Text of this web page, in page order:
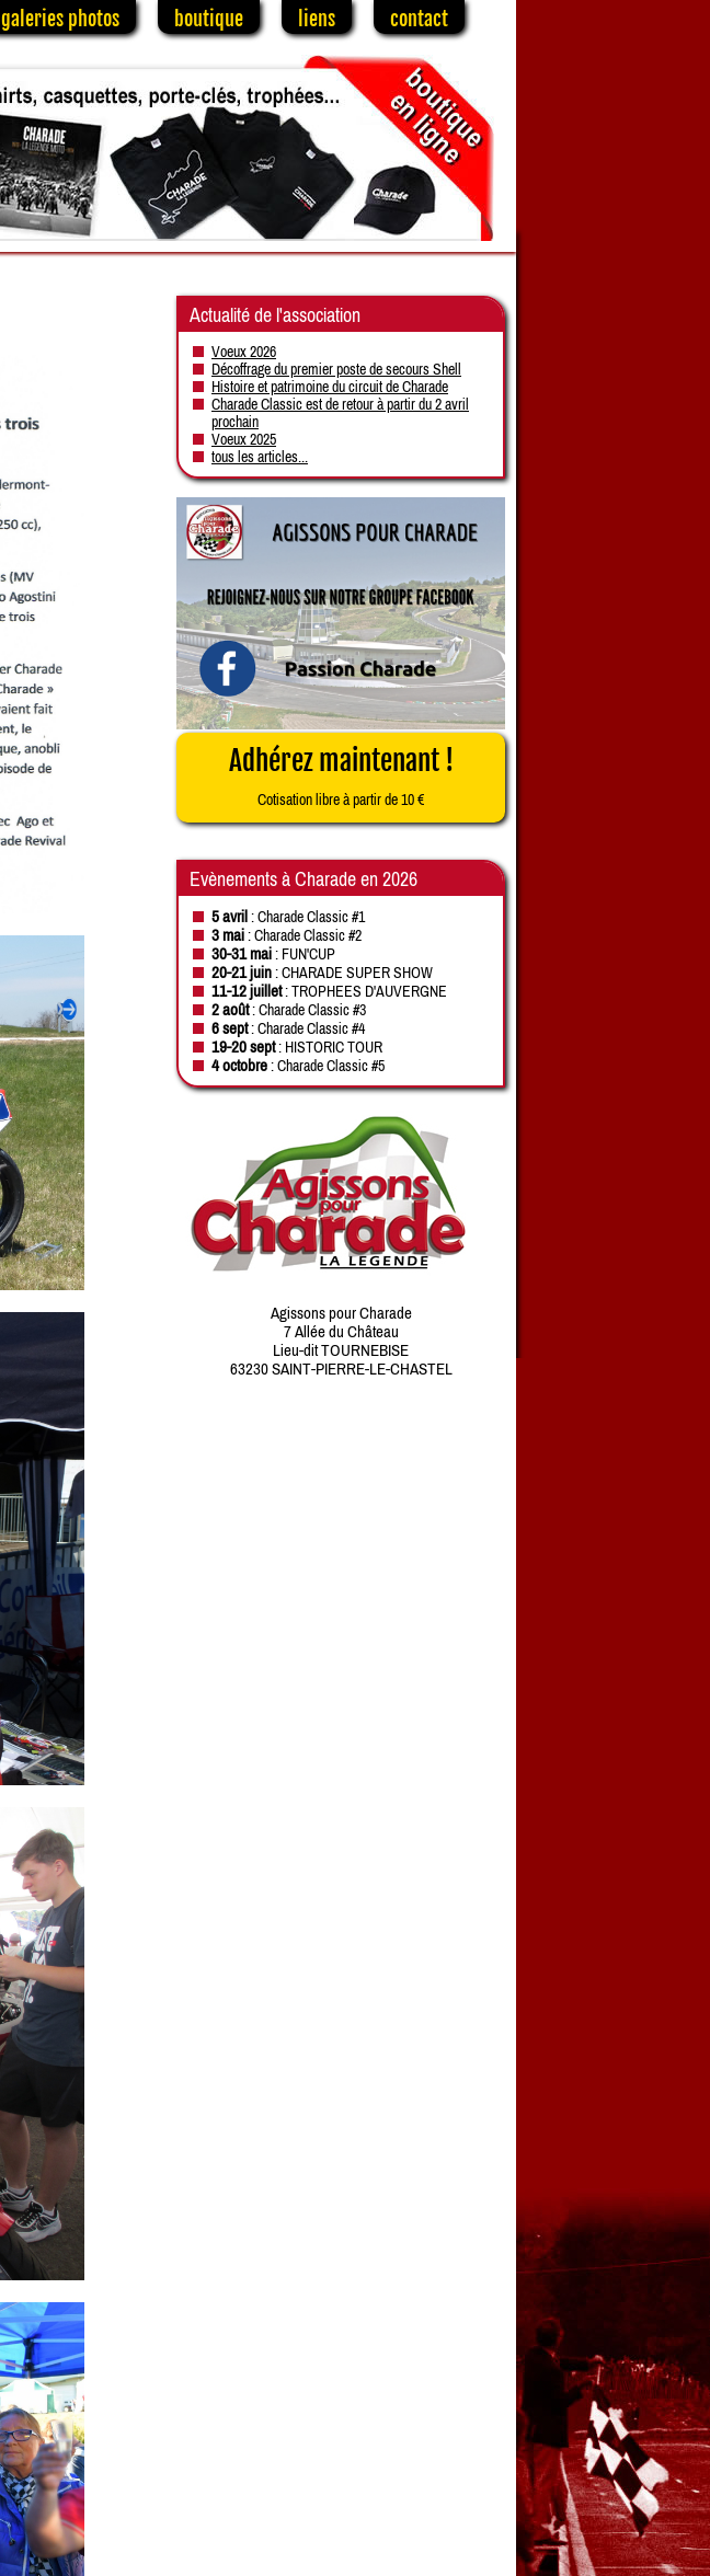
galeries photos boutique liens contact
Actualité de l'association
Voeux 2026
Décoffrage du premier poste de secours Shell
Histoire et patrimoine du circuit de Charade
Charade Classic est de retour à partir du 2 avril
prochain
Voeux 2025
tous les articles...
Adhérez maintenant !
Cotisation libre à partir de 10 €
Evènements à Charade en 2026
5 avril: Charade Classic #1
3 mai: Charade Classic #2
30-31 mai: FUN'CUP
20-21 juin: CHARADE SUPER SHOW
11-12 juillet: TROPHEES D'AUVERGNE
2 août: Charade Classic #3
6 sept: Charade Classic #4
19-20 sept: HISTORIC TOUR
4 octobre: Charade Classic #5
Agissons pour Charade
7 Allée du Château
Lieu-dit TOURNEBISE
63230 SAINT-PIERRE-LE-CHASTEL